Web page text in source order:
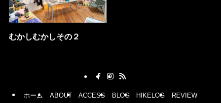
むかしむかしその２
ホーム ABOUT ACCESS BLOG HIKELOG REVIEW